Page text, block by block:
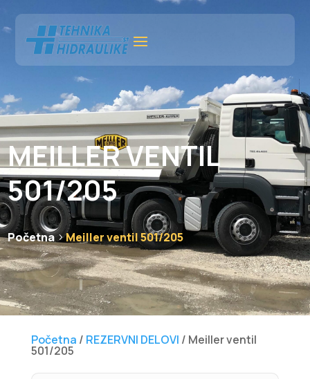
MEILLER VENTIL
501/205
Početna Meiller ventil 501/205
Početna / REZERVNI DELOVI / Meiller ventil
501/205